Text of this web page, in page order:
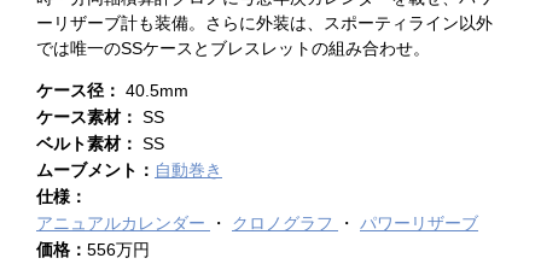
ーリザーブ計も装備。さらに外装は、スポーティライン以外
では唯一のSSケースとブレスレットの組み合わせ。
ケース径： 40.5mm
ケース素材： SS
ベルト素材： SS
ムーブメント： 自動巻き
仕様：
アニュアルカレンダー
クロノグラフ
パワーリザーブ
価格： 556万円